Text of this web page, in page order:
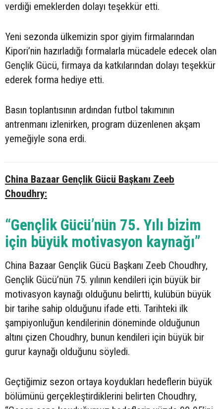
verdiği emeklerden dolayı teşekkür etti.
Yeni sezonda ülkemizin spor giyim firmalarından
Kipori’nin hazırladığı formalarla mücadele edecek olan
Gençlik Gücü, firmaya da katkılarından dolayı teşekkür
ederek forma hediye etti.
Basın toplantısının ardından futbol takımının
antrenmanı izlenirken, program düzenlenen akşam
yemeğiyle sona erdi.
China Bazaar Gençlik Gücü Başkanı Zeeb
Choudhry:
“Gençlik Gücü’nün 75. Yılı bizim
için büyük motivasyon kaynağı”
China Bazaar Gençlik Gücü Başkanı Zeeb Choudhry,
Gençlik Gücü’nün 75. yılının kendileri için büyük bir
motivasyon kaynağı olduğunu belirtti, kulübün büyük
bir tarihe sahip olduğunu ifade etti. Tarihteki ilk
şampiyonluğun kendilerinin döneminde olduğunun
altını çizen Choudhry, bunun kendileri için büyük bir
gurur kaynağı olduğunu söyledi.
Geçtiğimiz sezon ortaya koydukları hedeflerin büyük
bölümünü gerçekleştirdiklerini belirten Choudhry,